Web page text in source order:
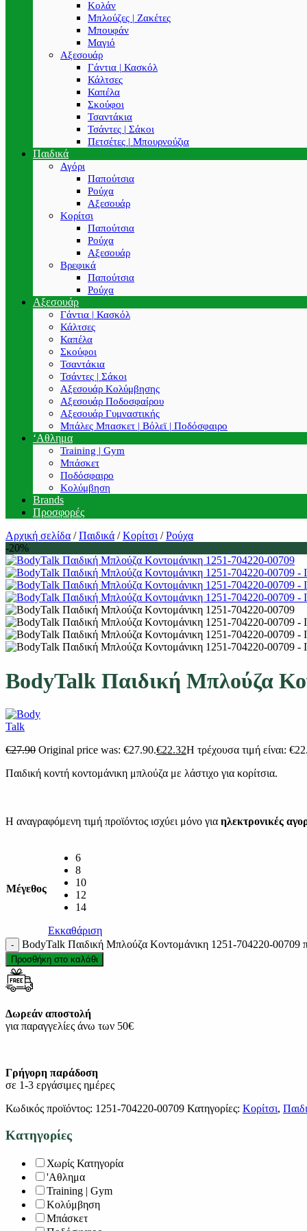
Κολάν
Μπλούζες | Ζακέτες
Μπουφάν
Μαγιό
Αξεσουάρ
Γάντια | Κασκόλ
Κάλτσες
Καπέλα
Σκούφοι
Τσαντάκια
Τσάντες | Σάκοι
Πετσέτες | Μπουρνούζια
Παιδικά
Αγόρι
Παπούτσια
Ρούχα
Αξεσουάρ
Κορίτσι
Παπούτσια
Ρούχα
Αξεσουάρ
Βρεφικά
Παπούτσια
Ρούχα
Αξεσουάρ
Γάντια | Κασκόλ
Κάλτσες
Καπέλα
Σκούφοι
Τσαντάκια
Τσάντες | Σάκοι
Αξεσουάρ Κολύμβησης
Αξεσουάρ Ποδοσφαίρου
Αξεσουάρ Γυμναστικής
Μπάλες Μπασκετ | Βόλεϊ | Ποδόσφαιρο
‘Αθλημα
Training | Gym
Μπάσκετ
Ποδόσφαιρο
Κολύμβηση
Brands
Προσφορές
Αρχική σελίδα / Παιδικά / Κορίτσι / Ρούχα
-20%
BodyTalk Παιδική Μπλούζα
€27.90 Original price was: €27.90.€22.32Η τρέχουσα τιμή είναι:
Παιδική κοντή κοντομάνικη μπλούζα με λάστιχο για κορίτσια.
Η αναγραφόμενη τιμή προϊόντος ισχύει μόνο για ηλεκτρονικές
Μέγεθος
6
8
10
12
14
Εκκαθάριση
BodyTalk Παιδική Μπλούζα Κοντομάνικη 1251-704220-00709
Προσθήκη στο καλάθι
Δωρεάν αποστολή
για παραγγελίες άνω των 50€
Γρήγορη παράδοση
σε 1-3 εργάσιμες ημέρες
Κωδικός προϊόντος: 1251-704220-00709 Κατηγορίες: Κορίτσι,
Κατηγορίες
Χωρίς Κατηγορία
'Αθλημα
Training | Gym
Κολύμβηση
Μπάσκετ